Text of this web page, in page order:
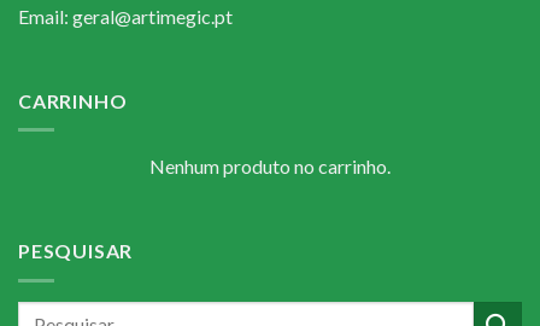
Email: geral@artimegic.pt
CARRINHO
Nenhum produto no carrinho.
PESQUISAR